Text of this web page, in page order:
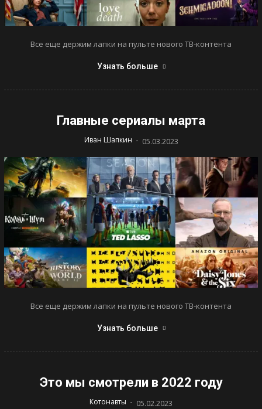
Все еще держим лапки на пульте нового ТВ-контента
Узнать больше
Главные сериалы марта
Иван Шапкин - 05.03.2023
Все еще держим лапки на пульте нового ТВ-контента
Узнать больше
Это мы смотрели в 2022 году
Котонавты - 05.02.2023